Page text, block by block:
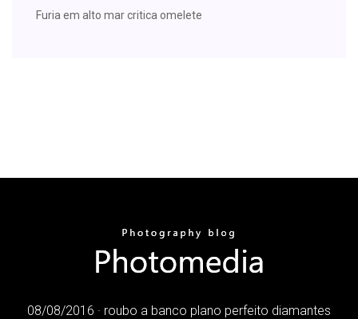
Furia em alto mar critica omelete
08/08/2016 · roubo a banco plano perfeito diamantes